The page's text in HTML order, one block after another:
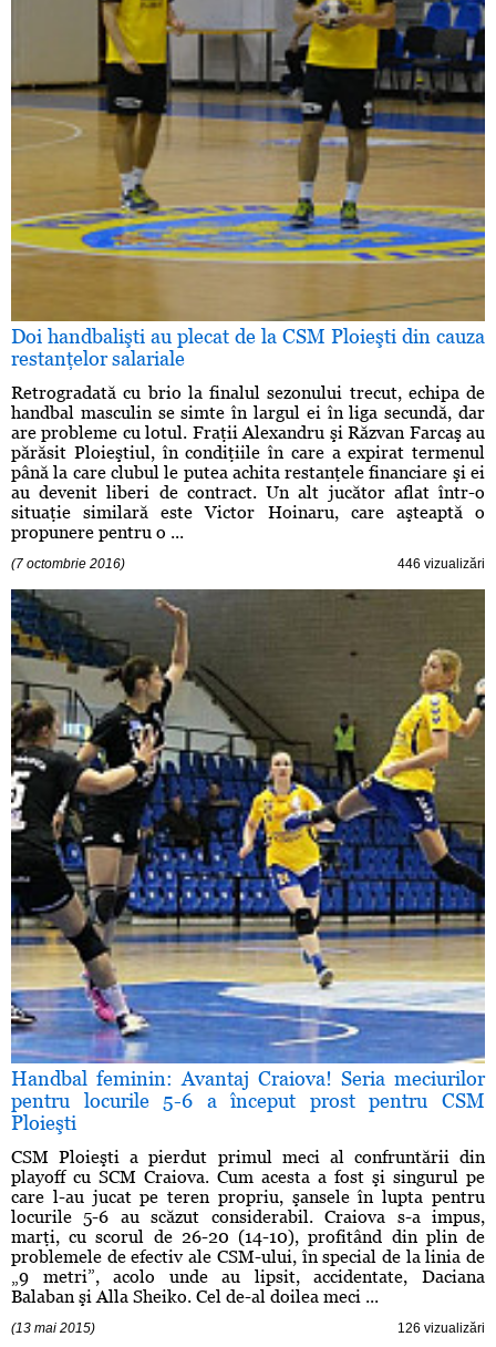
Doi handbalişti au plecat de la CSM Ploieşti din cauza
restanţelor salariale
Retrogradată cu brio la finalul sezonului trecut, echipa de
handbal masculin se simte în largul ei în liga secundă, dar
are probleme cu lotul. Fraţii Alexandru şi Răzvan Farcaş au
părăsit Ploieştiul, în condiţiile în care a expirat termenul
până la care clubul le putea achita restanţele financiare şi ei
au devenit liberi de contract. Un alt jucător aflat într-o
situaţie similară este Victor Hoinaru, care aşteaptă o
propunere pentru o ...
(7 octombrie 2016) 446 vizualizări
Handbal feminin: Avantaj Craiova! Seria meciurilor
pentru locurile 5-6 a început prost pentru CSM
Ploieşti
CSM Ploieşti a pierdut primul meci al confruntării din
playoff cu SCM Craiova. Cum acesta a fost şi singurul pe
care l-au jucat pe teren propriu, şansele în lupta pentru
locurile 5-6 au scăzut considerabil. Craiova s-a impus,
marţi, cu scorul de 26-20 (14-10), profitând din plin de
problemele de efectiv ale CSM-ului, în special de la linia de
„9 metri”, acolo unde au lipsit, accidentate, Daciana
Balaban şi Alla Sheiko. Cel de-al doilea meci ...
(13 mai 2015) 126 vizualizări